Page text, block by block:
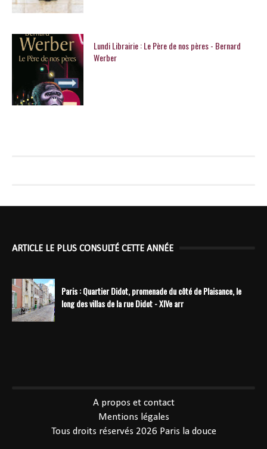
Lundi Librairie : Le Père de nos pères - Bernard
Werber
ARTICLE LE PLUS CONSULTÉ CETTE ANNÉE
Paris : Quartier Didot, promenade du côté de Plaisance, le
long des villas de la rue Didot - XIVe arr
A propos et contact
Mentions légales
Tous droits réservés 2026 Paris la douce